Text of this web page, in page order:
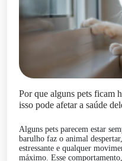
Por que alguns pets ficam
isso pode afetar a saúde
Alguns pets parecem estar
barulho faz o animal
estressante e qualquer
máximo. Esse